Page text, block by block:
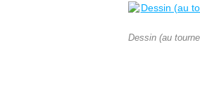
Dessin (au